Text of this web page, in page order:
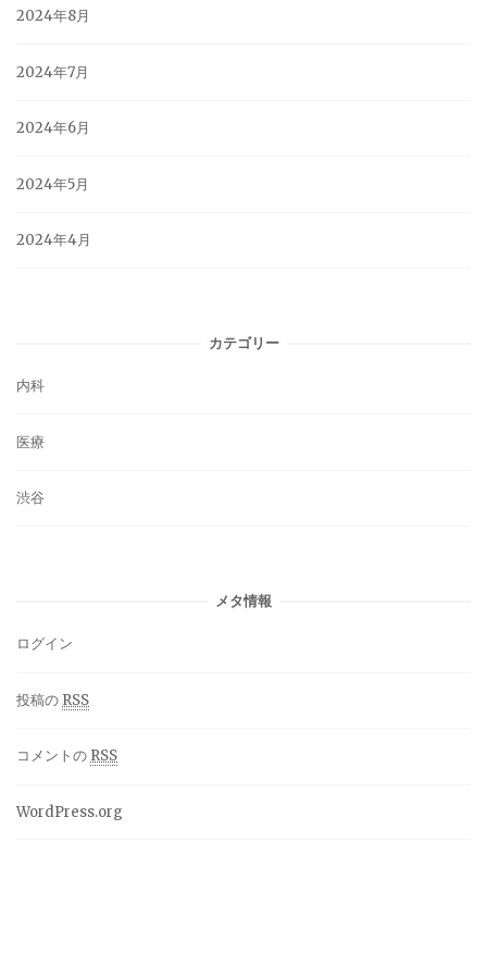
2024年8月
2024年7月
2024年6月
2024年5月
2024年4月
カテゴリー
内科
医療
渋谷
メタ情報
ログイン
投稿の RSS
コメントの RSS
WordPress.org